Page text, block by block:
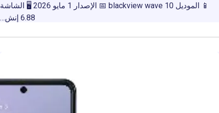
📱 الموديل blackview wave 10 📅 الإصدار 1 مايو 2026 🖥️ الشاشة
6.88 إنش…